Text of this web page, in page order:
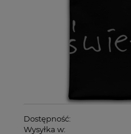
Dostępność:
Wysyłka w: